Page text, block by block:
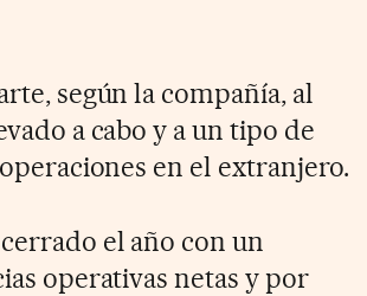
según la compañía, al
a cabo y a un tipo de
en el extranjero.
el año con un
operativas netas y por